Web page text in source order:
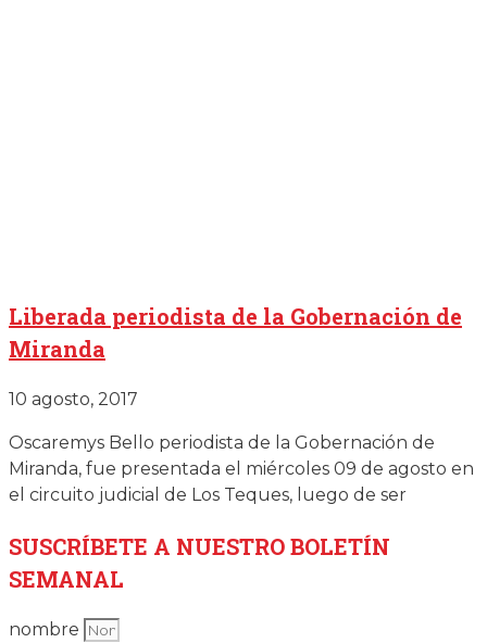
Liberada periodista de la Gobernación de
Miranda
10 agosto, 2017
Oscaremys Bello periodista de la Gobernación de
Miranda, fue presentada el miércoles 09 de agosto en
el circuito judicial de Los Teques, luego de ser
SUSCRÍBETE A NUESTRO BOLETÍN
SEMANAL
nombre